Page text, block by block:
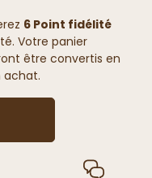
6 Point fidélité
Votre panier
être convertis en
achat.